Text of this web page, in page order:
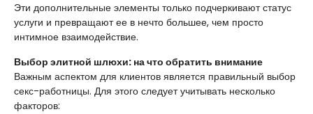
Эти дополнительные элементы только подчеркивают статус
услуги и превращают ее в нечто большее, чем просто
интимное взаимодействие.
Выбор элитной шлюхи: на что обратить внимание
Важным аспектом для клиентов является правильный выбор
секс-работницы. Для этого следует учитывать несколько
факторов: